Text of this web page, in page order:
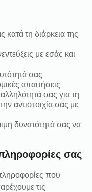
κατά τη διάρκεια της
με εσάς και
σας
απαιτήσεις
σας για τη
αντιστοιχία σας με
δυνατότητά σας να
σας
που
τις